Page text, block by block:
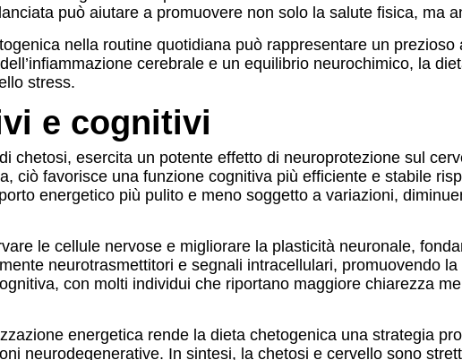
può aiutare a promuovere non solo la salute fisica, ma
nella routine quotidiana può rappresentare un
cerebrale e un equilibrio neurochimico, la
stress.
e cognitivi
chetosi, esercita un potente effetto di neuroprotezione sul
ciò favorisce una funzione cognitiva più efficiente e stabile
energetico più pulito e meno soggetto a variazioni,
le cellule nervose e migliorare la plasticità neuronale,
neurotrasmettitori e segnali intracellulari, promuovendo
con molti individui che riportano maggiore chiarezza
energetica rende la dieta chetogenica una strategia
neurodegenerative. In sintesi, la chetosi e cervello sono